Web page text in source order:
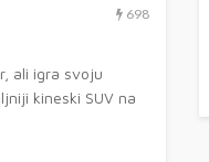
698
ali igra svoju
kineski SUV na